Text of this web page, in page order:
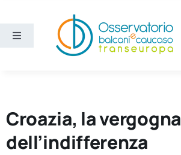
contenuto
Toggle
Ricerca e divulgazione
Croazia, la vergogna
dell’indifferenza